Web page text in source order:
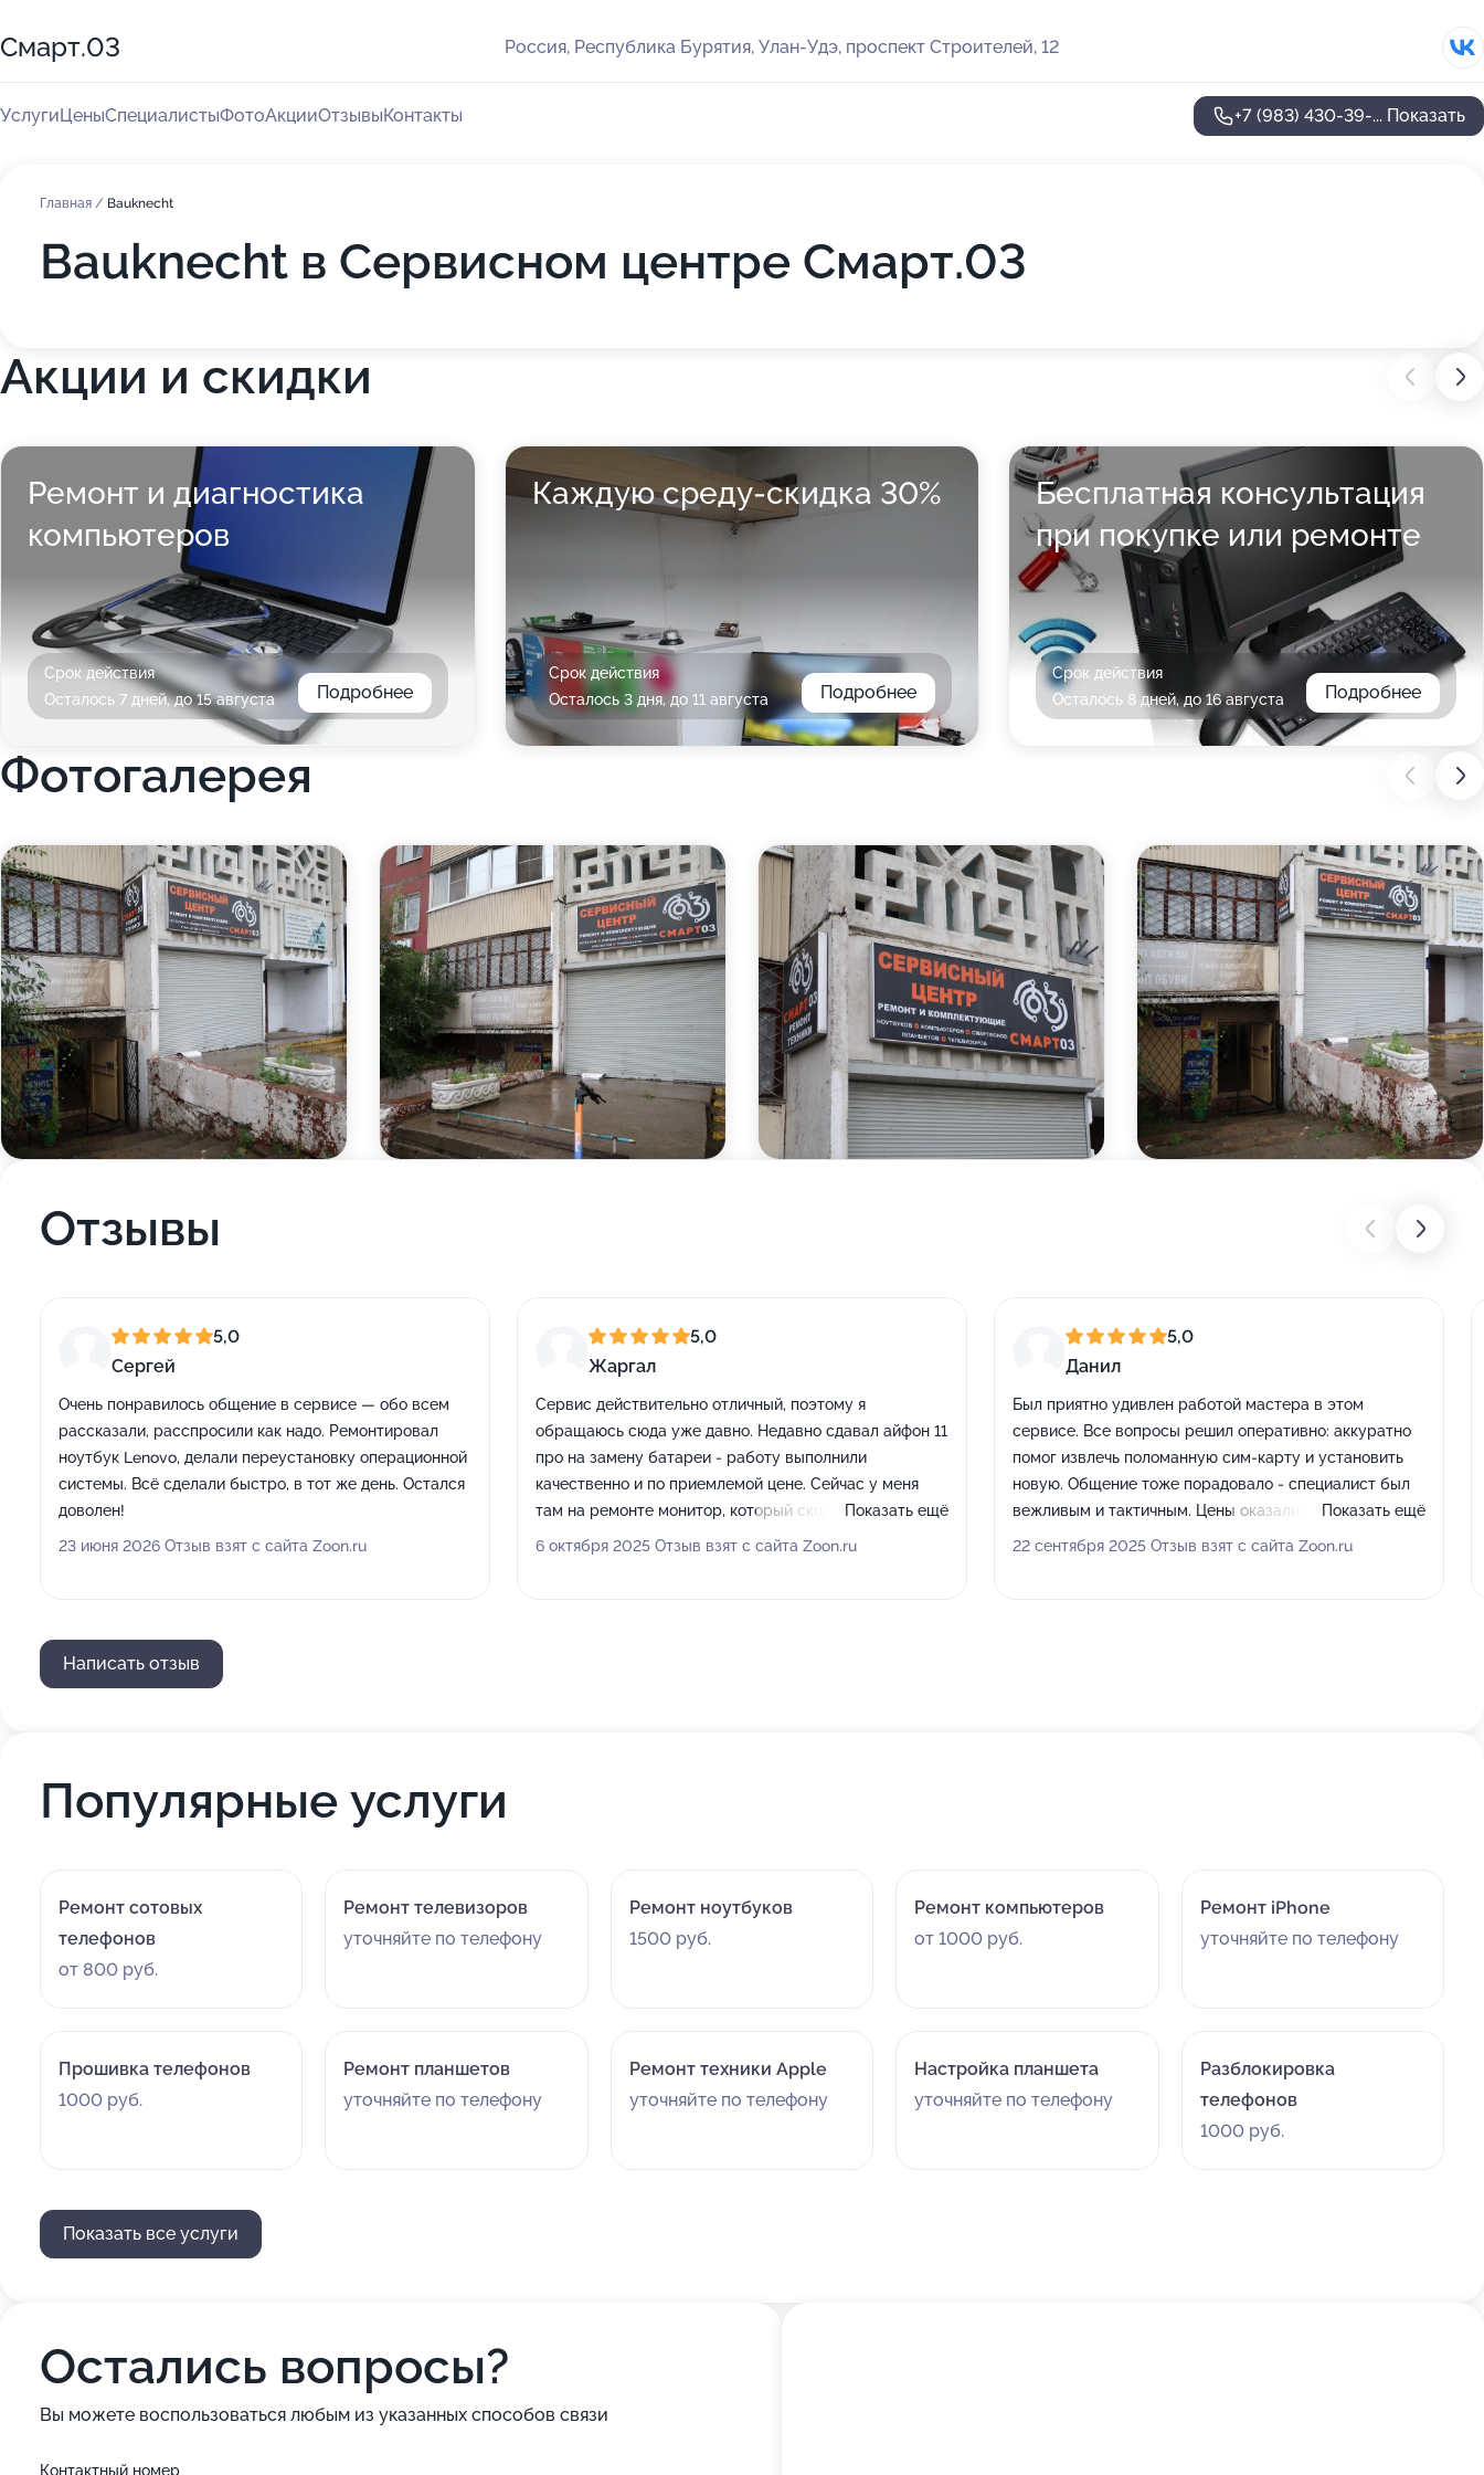
Смарт.03 Россия, Республика Бурятия, Улан-Удэ, проспект Строителей, 12
УслугиЦеныСпециалистыФотоАкцииОтзывыКонтакты +7 (983) 430-39-... Показать
Главная / Bauknecht
Bauknecht в Сервисном центре Смарт.03
Акции и скидки
Ремонт и диагностика
компьютеров
Срок действия
Осталось 7 дней, до 15 августа
Подробнее
Каждую среду-скидка 30%
Срок действия
Осталось 3 дня, до 11 августа
Подробнее
Бесплатная консультация
при покупке или ремонте
Срок действия
Осталось 8 дней, до 16 августа
Подробнее
Фотогалерея
Отзывы
5,0
Сергей
Очень понравилось общение в сервисе — обо всем
рассказали, расспросили как надо. Ремонтировал
ноутбук Lenovo, делали переустановку операционной
системы. Всё сделали быстро, в тот же день. Остался
доволен!
23 июня 2026 Отзыв взят с сайта Zoon.ru
5,0
Жаргал
Сервис действительно отличный, поэтому я
обращаюсь сюда уже давно. Недавно сдавал айфон 11
про на замену батареи - работу выполнили
качественно и по приемлемой цене. Сейчас у меня
там на ремонте монитор, который скоро заберу.
Обслуживание тоже на уровне, парень, который со
Показать ещё
6 октября 2025 Отзыв взят с сайта Zoon.ru
5,0
Данил
Был приятно удивлен работой мастера в этом
сервисе. Все вопросы решил оперативно: аккуратно
помог извлечь поломанную сим-карту и установить
новую. Общение тоже порадовало - специалист был
вежливым и тактичным. Цены оказались адекватными,
так что остался доволен обслуживанием.
Показать ещё
22 сентября 2025 Отзыв взят с сайта Zoon.ru
Написать отзыв
Популярные услуги
Ремонт сотовых
телефонов
от 800 руб.
Ремонт телевизоров
уточняйте по телефону
Ремонт ноутбуков
1500 руб.
Ремонт компьютеров
от 1000 руб.
Ремонт iPhone
уточняйте по телефону
Прошивка телефонов
1000 руб.
Ремонт планшетов
уточняйте по телефону
Ремонт техники Apple
уточняйте по телефону
Настройка планшета
уточняйте по телефону
Разблокировка
телефонов
1000 руб.
Показать все услуги
Остались вопросы?
Вы можете воспользоваться любым из указанных способов связи
Контактный номер